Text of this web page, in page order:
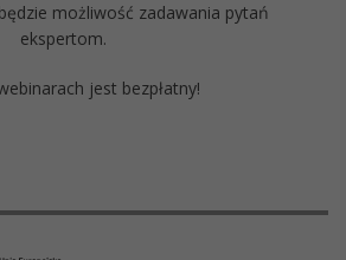
możliwość zadawania pytań
ekspertom.
jest bezpłatny!